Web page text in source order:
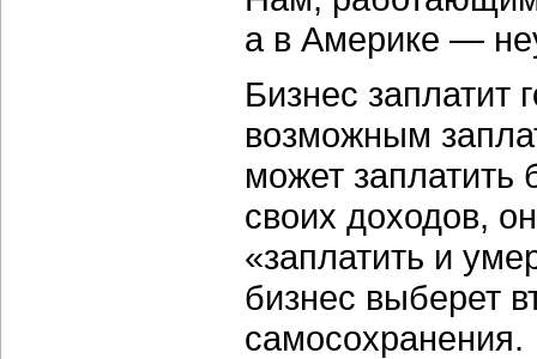
а в Америке —
Бизнес заплатит
возможным
может
своих доходов,
«заплатить и
бизнес выберет
самосохранения.